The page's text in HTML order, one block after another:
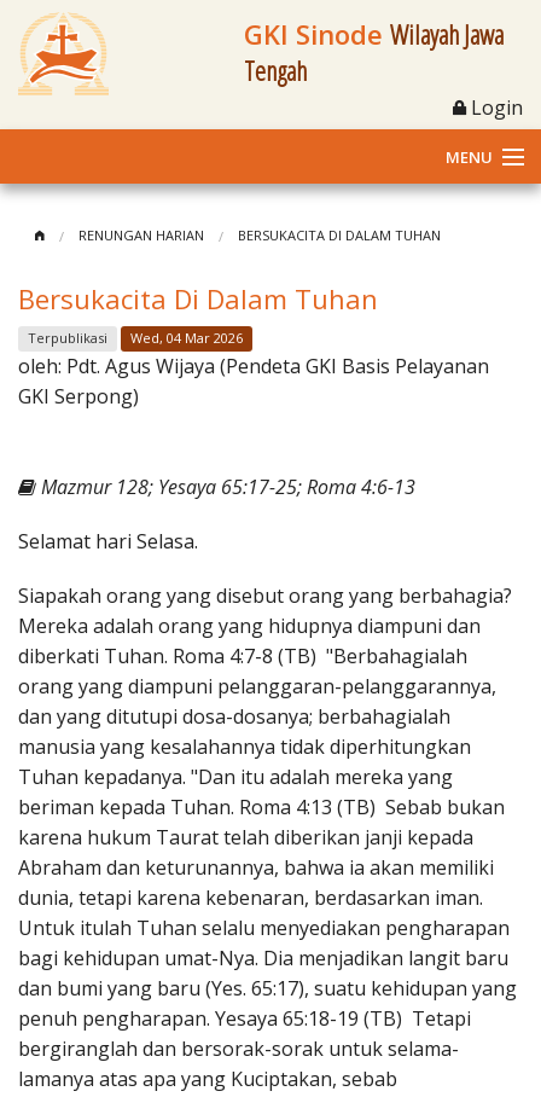
GKI Sinode Wilayah Jawa
Tengah
Login
MENU
Klasis dan Jemaat
Berita Kegiatan
Materi
RENUNGAN HARIAN BERSUKACITA DI DALAM TUHAN
Bersukacita Di Dalam Tuhan
Terpublikasi Wed, 04 Mar 2026
oleh: Pdt. Agus Wijaya (Pendeta GKI Basis Pelayanan
GKI Serpong)
Mazmur 128; Yesaya 65:17-25; Roma 4:6-13
Selamat hari Selasa.
Siapakah orang yang disebut orang yang berbahagia?
Mereka adalah orang yang hidupnya diampuni dan
diberkati Tuhan. Roma 4:7-8 (TB) "Berbahagialah
orang yang diampuni pelanggaran-pelanggarannya,
dan yang ditutupi dosa-dosanya; berbahagialah
manusia yang kesalahannya tidak diperhitungkan
Tuhan kepadanya. "Dan itu adalah mereka yang
beriman kepada Tuhan. Roma 4:13 (TB) Sebab bukan
karena hukum Taurat telah diberikan janji kepada
Abraham dan keturunannya, bahwa ia akan memiliki
dunia, tetapi karena kebenaran, berdasarkan iman.
Untuk itulah Tuhan selalu menyediakan pengharapan
bagi kehidupan umat-Nya. Dia menjadikan langit baru
dan bumi yang baru (Yes. 65:17), suatu kehidupan yang
penuh pengharapan. Yesaya 65:18-19 (TB) Tetapi
bergiranglah dan bersorak-sorak untuk selama-
lamanya atas apa yang Kuciptakan, sebab